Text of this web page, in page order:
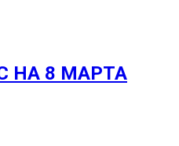
НА 8 МАРТА